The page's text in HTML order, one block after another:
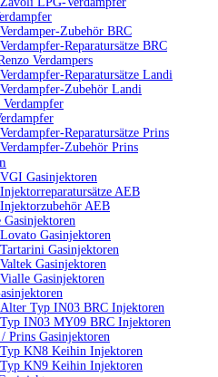
Verdamper-Zubehör BRC
Verdampfer-Reparatursätze BRC
Verdampers
Verdampfer-Reparatursätze Landi
Verdampfer-Zubehör Landi
Verdampfer-Reparatursätze Prins
Verdampfer-Zubehör Prins
Gasinjektoren
Injektorreparatursätze AEB
Injektorzubehör AEB
Gasinjektoren
Lovato Gasinjektoren
Tartarini Gasinjektoren
Valtek Gasinjektoren
Vialle Gasinjektoren
Alter Typ IN03 BRC Injektoren
Typ IN03 MY09 BRC Injektoren
Prins Gasinjektoren
Typ KN8 Keihin Injektoren
Typ KN9 Keihin Injektoren